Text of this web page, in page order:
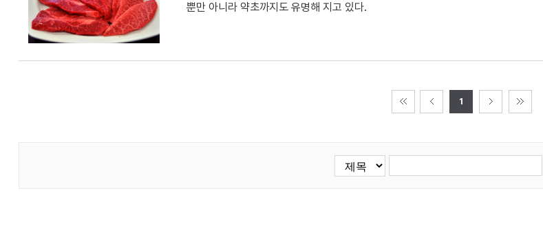
뿐만 아니라 약초까지도 유명해 지고 있다.
1